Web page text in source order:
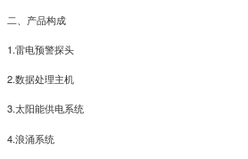
二、产品构成
1.雷电预警探头
2.数据处理主机
3.太阳能供电系统
4.浪涌系统